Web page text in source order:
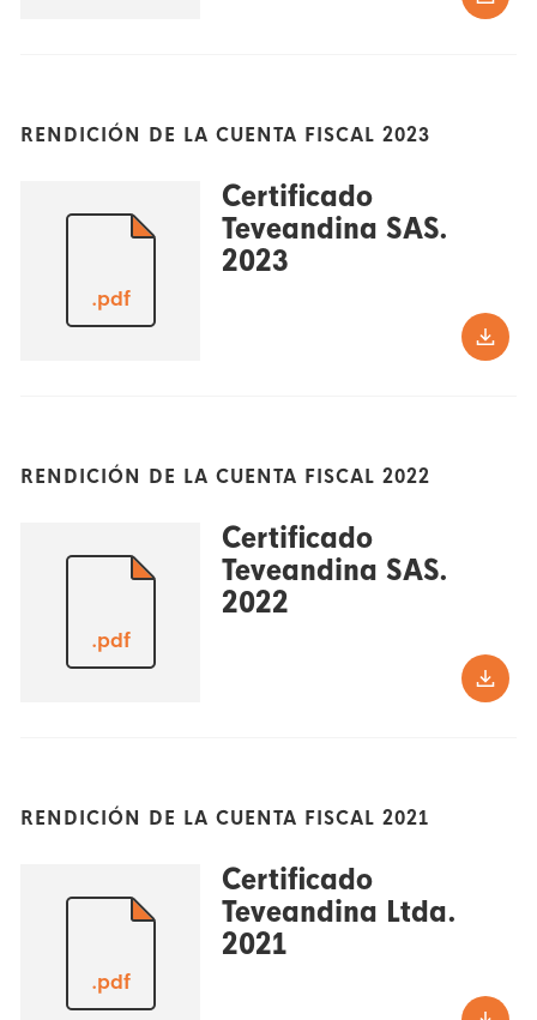
RENDICIÓN DE LA CUENTA FISCAL 2023
.pdf
Certificado
Teveandina SAS.
2023
RENDICIÓN DE LA CUENTA FISCAL 2022
.pdf
Certificado
Teveandina SAS.
2022
RENDICIÓN DE LA CUENTA FISCAL 2021
.pdf
Certificado
Teveandina Ltda.
2021